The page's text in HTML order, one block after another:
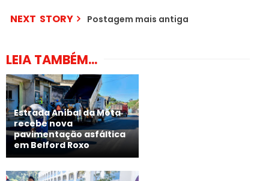
NEXT STORY Postagem mais antiga
LEIA TAMBÉM...
Estrada Aníbal da Mota
recebe nova
pavimentação asfáltica
em Belford Roxo